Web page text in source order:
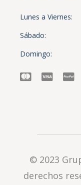
Lunes a Viernes
Sábado
Domingo
© 2023
derechos